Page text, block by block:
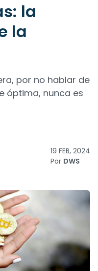
la
la
por no hablar de
óptima, nunca es
19 FEB, 2024
Por DWS